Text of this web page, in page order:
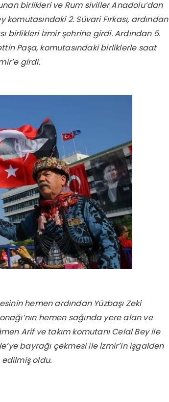
birlikleri ve Rum siviller Anadolu’dan
2. Süvari Fırkası, ardından
birlikleri İzmir şehrine girdi. Ardından 5.
Paşa, komutasındaki birliklerle saat
girdi.
hemen ardından Yüzbaşı Zeki
hemen sağında yere alan ve
Arif ve takım komutanı Celal Bey ile
bayrağı çekmesi ile İzmir’in işgalden
oldu.